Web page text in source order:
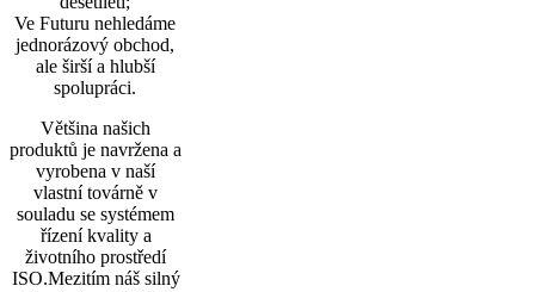
Ve Futuru nehledáme
jednorázový obchod,
ale širší a hlubší
spolupráci.
Většina našich
produktů je navržena a
vyrobena v naší
vlastní továrně v
souladu se systémem
řízení kvality a
životního prostředí
ISO.Mezitím náš silný